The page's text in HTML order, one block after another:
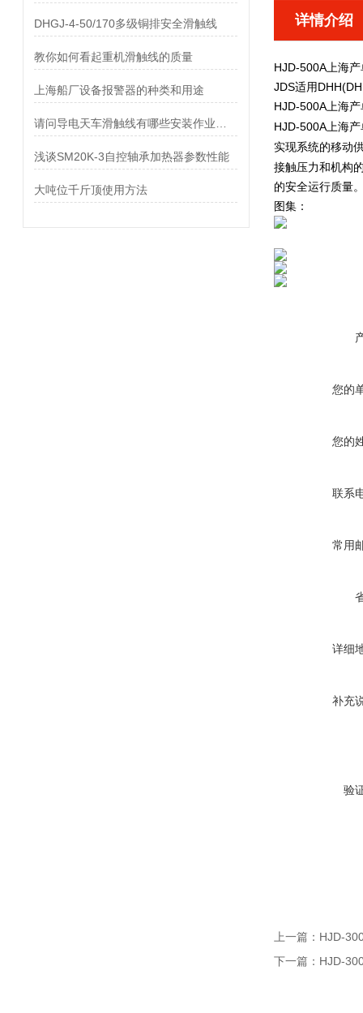
DHGJ-4-50/170多级铜排安全滑触线
教你如何看起重机滑触线的质量
上海船厂设备报警器的种类和用途
浅谈SM20K-3自控轴承加热器参数性能
大吨位千斤顶使用方法
详情介绍
HJD-500A上海
JDS适用
HJD-500A上海
HJD-500A上海
实现系统的移动
接触压力和机构
的安全运行质量
图集：
您的
您的
联系
常用
详细
补充
验
上一篇： HJD-
下一篇： HJD-